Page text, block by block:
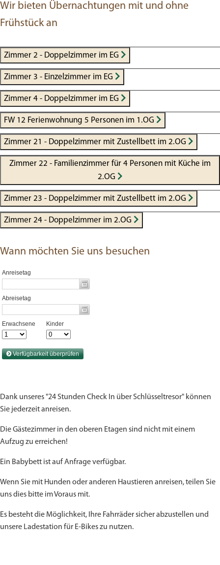
Wir bieten Übernachtungen mit und ohne
Frühstück an
Zimmer 2 - Doppelzimmer im EG
Zimmer 3 - Einzelzimmer im EG
Zimmer 4 - Doppelzimmer im EG
FW 12 Ferienwohnung 5 Personen im 1.OG
Zimmer 21 - Doppelzimmer mit Zustellbett im 2.OG
Zimmer 22 - Familienzimmer für 4 Personen mit Küche im
2.OG
Zimmer 23 - Doppelzimmer mit Zustellbett im 2.OG
Zimmer 24 - Doppelzimmer im 2.OG
Wann möchten Sie uns besuchen
Dank unseres "24 Stunden Check In über Schlüsseltresor" können
Sie jederzeit anreisen.
Die Gästezimmer in den oberen Etagen sind nicht mit einem
Aufzug zu erreichen!
Ein Babybett ist auf Anfrage verfügbar.
Wenn Sie mit Hunden oder anderen Haustieren anreisen, teilen Sie
uns dies bitte im Voraus mit.
Es besteht die Möglichkeit, Ihre Fahrräder sicher abzustellen und
unsere Ladestation für E-Bikes zu nutzen.